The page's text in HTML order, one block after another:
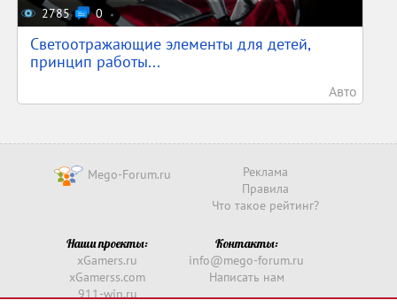
2785 0
Светоотражающие элементы для детей,
принцип работы...
Авто
Mego-Forum.ru
Реклама
Правила
Что такое рейтинг?
Наши проекты:
xGamers.ru
xGamerss.com
911-win.ru
Контакты:
info@mego-forum.ru
Написать нам